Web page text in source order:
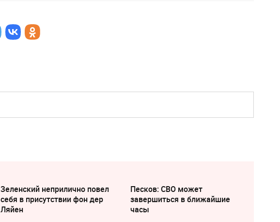
Зеленский неприлично повел
cебя в присутствии фон дер
Ляйен
Песков: СВО может
завершиться в ближайшие
часы